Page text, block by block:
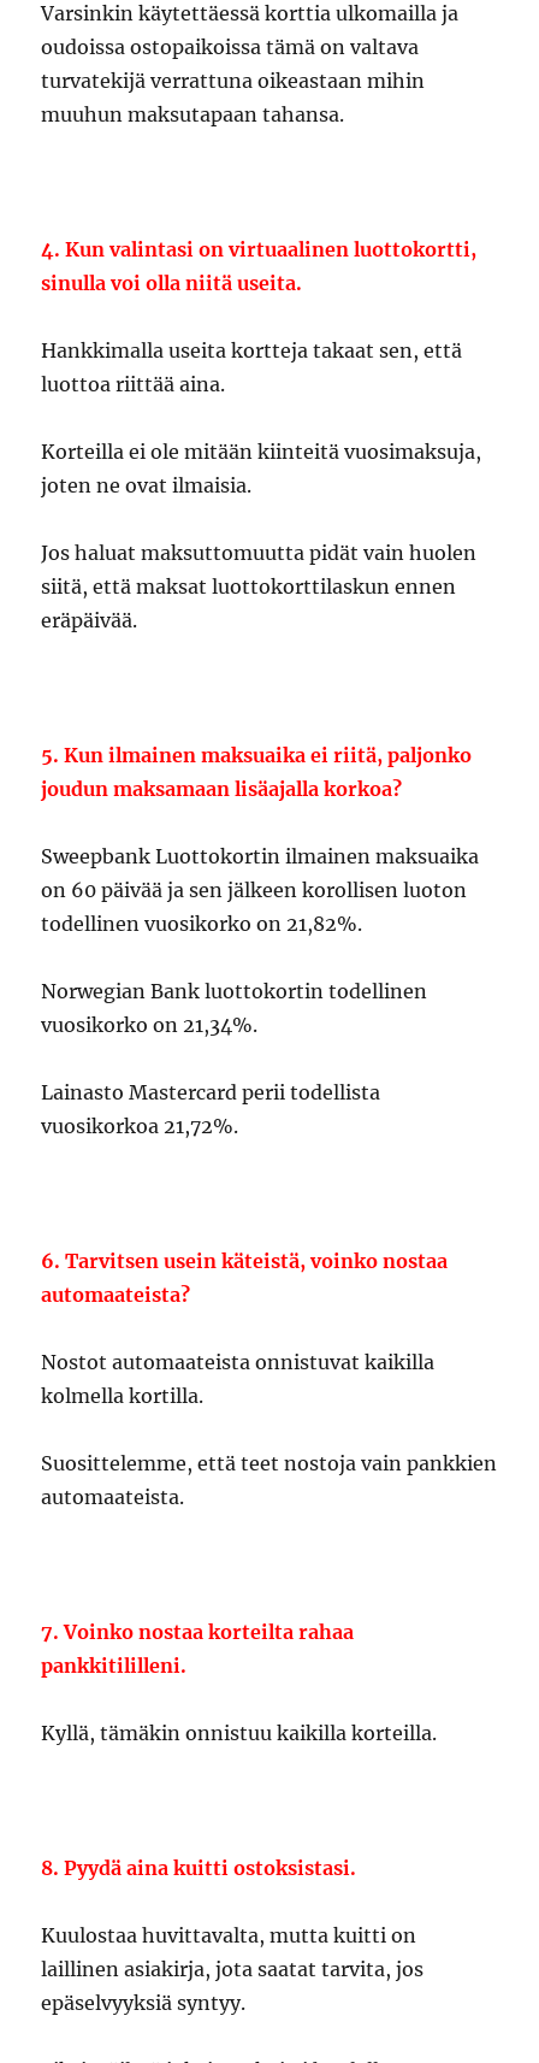
Varsinkin käytettäessä korttia ulkomailla ja
oudoissa ostopaikoissa tämä on valtava
turvatekijä verrattuna oikeastaan mihin
muuhun maksutapaan tahansa.
4. Kun valintasi on virtuaalinen luottokortti,
sinulla voi olla niitä useita.
Hankkimalla useita kortteja takaat sen, että
luottoa riittää aina.
Korteilla ei ole mitään kiinteitä vuosimaksuja,
joten ne ovat ilmaisia.
Jos haluat maksuttomuutta pidät vain huolen
siitä, että maksat luottokorttilaskun ennen
eräpäivää.
5. Kun ilmainen maksuaika ei riitä, paljonko
joudun maksamaan lisäajalla korkoa?
Sweepbank Luottokortin ilmainen maksuaika
on 60 päivää ja sen jälkeen korollisen luoton
todellinen vuosikorko on 21,82%.
Norwegian Bank luottokortin todellinen
vuosikorko on 21,34%.
Lainasto Mastercard perii todellista
vuosikorkoa 21,72%.
6. Tarvitsen usein käteistä, voinko nostaa
automaateista?
Nostot automaateista onnistuvat kaikilla
kolmella kortilla.
Suosittelemme, että teet nostoja vain pankkien
automaateista.
7. Voinko nostaa korteilta rahaa
pankkitililleni.
Kyllä, tämäkin onnistuu kaikilla korteilla.
8. Pyydä aina kuitti ostoksistasi.
Kuulostaa huvittavalta, mutta kuitti on
laillinen asiakirja, jota saatat tarvita, jos
epäselvyyksiä syntyy.